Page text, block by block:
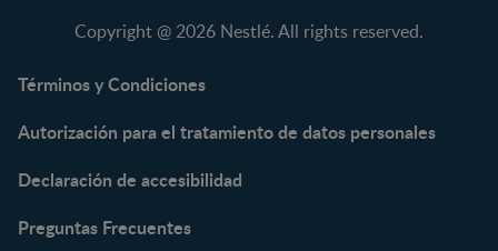
NAN® Optipro® 3
NAN® Supreme 3
NESTUM®
NESCARE®
Copyright @ 2026 Nestlé. All rights reserved.
Términos y Condiciones
Autorización para el tratamiento de datos personales
Declaración de accesibilidad
Preguntas Frecuentes